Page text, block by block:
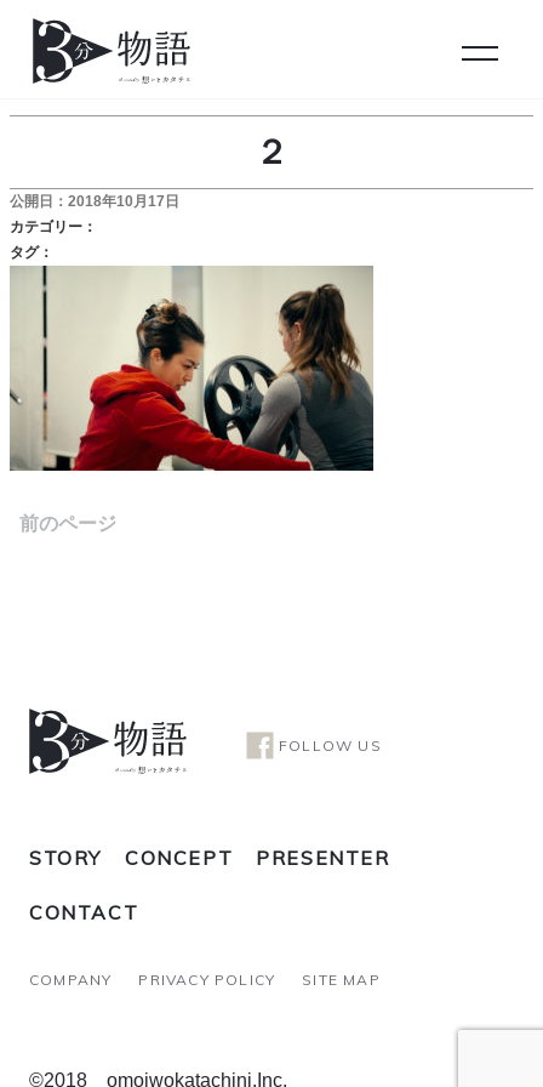
２
公開日：2018年10月17日
カテゴリー：
タグ：
前のページ
FOLLOW US
STORY CONCEPT PRESENTER
CONTACT
COMPANY PRIVACY POLICY SITE MAP
©2018 omoiwokatachini.Inc.